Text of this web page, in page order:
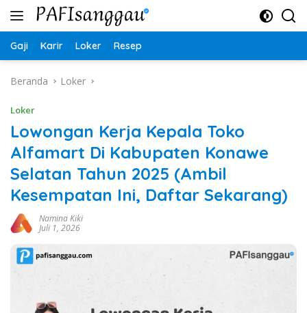
Langsung
Gaji Karir Loker Resep
Beranda Loker
Loker
Lowongan Kerja Kepala Toko
Alfamart Di Kabupaten Konawe
Selatan Tahun 2025 (Ambil
Kesempatan Ini, Daftar Sekarang)
Namina Kiki
Juli 1, 2026